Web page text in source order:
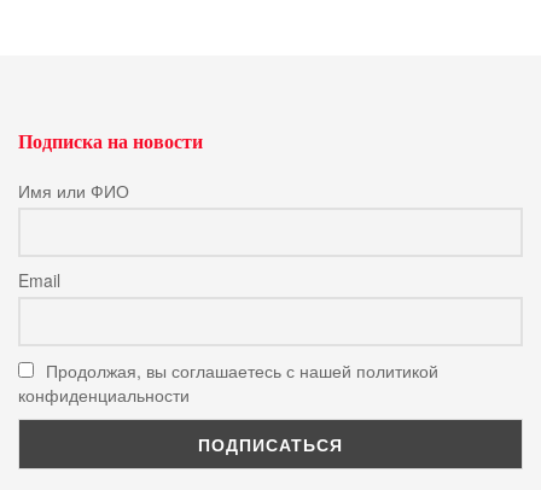
Подписка на новости
Имя или ФИО
Email
Продолжая, вы соглашаетесь с нашей политикой
конфиденциальности